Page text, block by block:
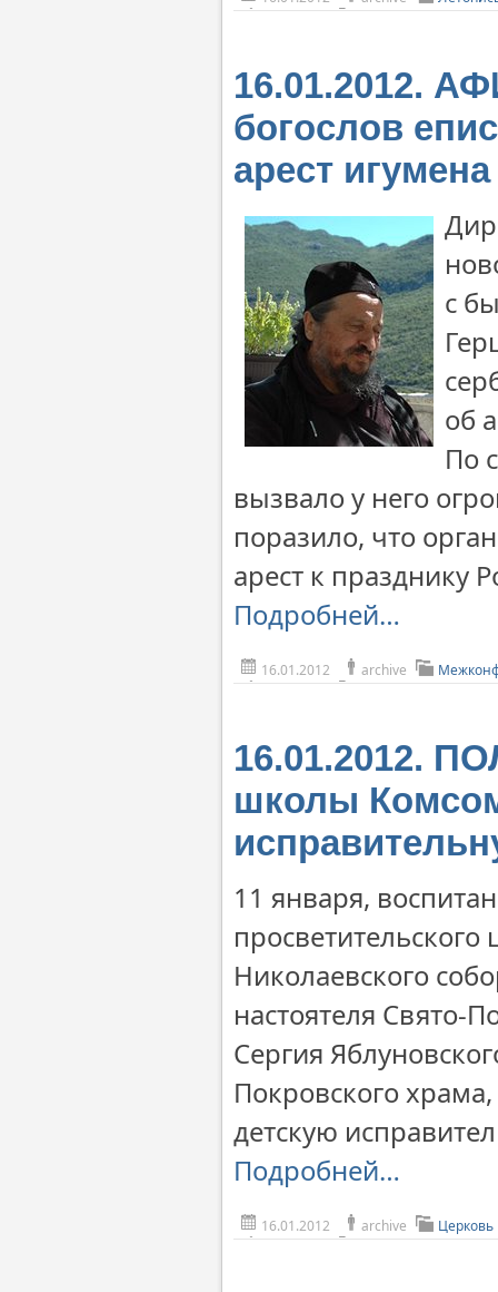
16.01.2012.
богослов
арест
с
об
По
вызвало у него
поразило, что
арест к празднику
Подробней…
16.01.2012 archive
16.01.2012.
школы
11 января,
Николаевского
настоятеля Свято-
Сергия
Покровского
детскую
Подробней…
16.01.2012 archive